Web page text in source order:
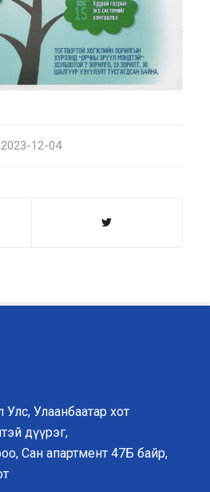
2023-12-04
Улс, Улаанбаатар хот
дүүрэг,
Сан апартмент 47Б байр,